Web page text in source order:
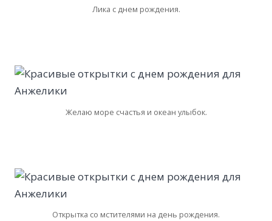
Лика с днем рождения.
Желаю море счастья и океан улыбок.
Открытка со мстителями на день рождения.